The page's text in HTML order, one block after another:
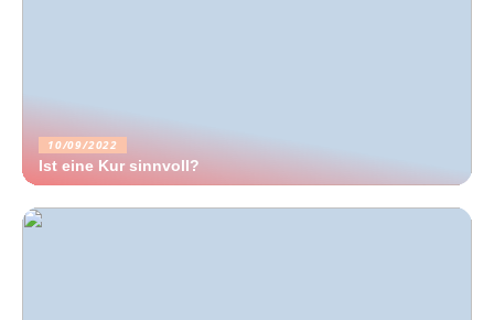
10/09/2022
Ist eine Kur sinnvoll?